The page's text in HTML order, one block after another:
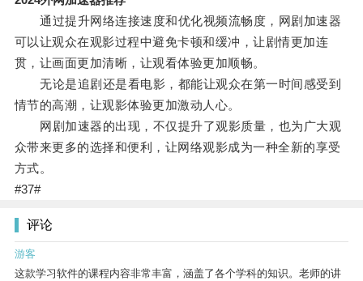
通过提升网络连接速度和优化视频流畅度，网剧加速器
可以让观众在观影过程中避免卡顿和缓冲，让剧情更加连
贯，让画面更加清晰，让观看体验更加顺畅。
无论是追剧还是看电影，都能让观众在第一时间感受到
情节的高潮，让观影体验更加激动人心。
网剧加速器的出现，不仅提升了观影质量，也为广大观
众带来更多的选择和便利，让网络观影成为一种全新的享受
方式。
#37#
评论
游客
这款学习软件的课程内容非常丰富，涵盖了各个学科的知识。老师的讲